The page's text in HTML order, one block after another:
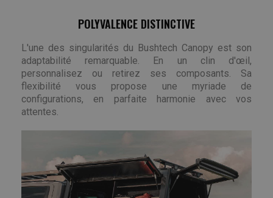
POLYVALENCE DISTINCTIVE
L'une des singularités du Bushtech Canopy est son
adaptabilité remarquable. En un clin d'œil,
personnalisez ou retirez ses composants. Sa
flexibilité vous propose une myriade de
configurations, en parfaite harmonie avec vos
attentes.